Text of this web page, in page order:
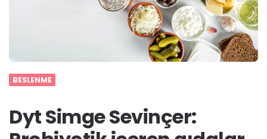
BESLENME
Dyt Simge Sevinçer: